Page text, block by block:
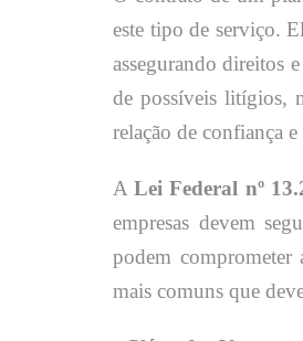
este tipo de serviço.
assegurando direitos
de possíveis litígios,
relação de confiança
ALei Federal nº
empresas devem
podem comprometer
mais comuns que